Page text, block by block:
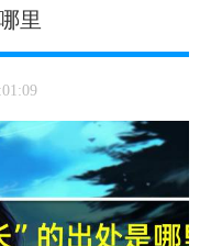
里